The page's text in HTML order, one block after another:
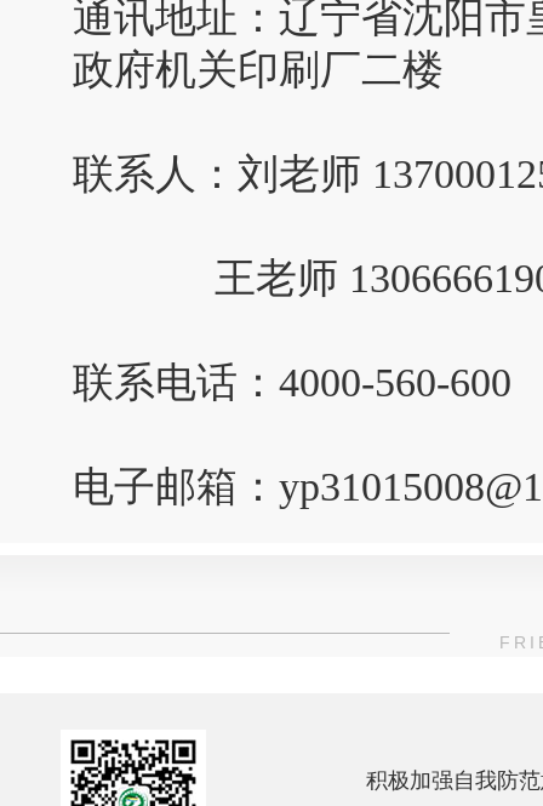
通讯地址：辽宁省沈阳市
政府机关印刷厂二楼
联系人：刘老师
王老师
联系电话：4000-560-600
电子邮箱：
积极加强自我防